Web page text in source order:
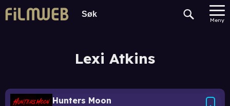
Meny
Lexi Atkins
Hunters Moon